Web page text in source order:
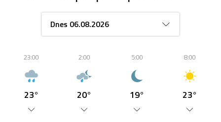
23:00
23°
2:00
20°
5:00
19°
8:00
23°